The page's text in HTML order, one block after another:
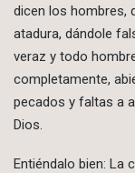
dicen los hombres,
atadura, dándole
veraz y todo
completamente,
pecados y faltas a
Dios.
Entiéndalo bien: La